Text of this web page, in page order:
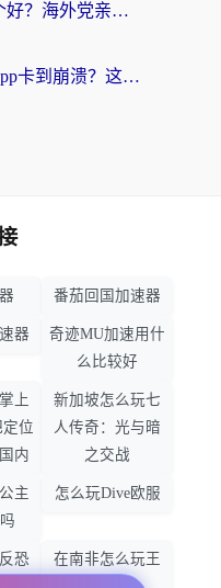
ChickCN和Quickback哪个好？海外党亲测回国加速器，轻松解锁国内资源（附避坑指南）
华为手机在国外用国内App卡到崩溃？这篇加速器指南帮你无缝刷剧打游戏
番茄回国加速器
器
奇迹MU加速用什
么比较好
上
定位
内
新加坡怎么玩七
人传奇：光与暗
之交战
主
怎么玩Dive欧服
恐
在南非怎么玩王